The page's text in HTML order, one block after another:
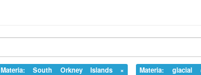
Materia: South Orkney Islands × Materia: glacial